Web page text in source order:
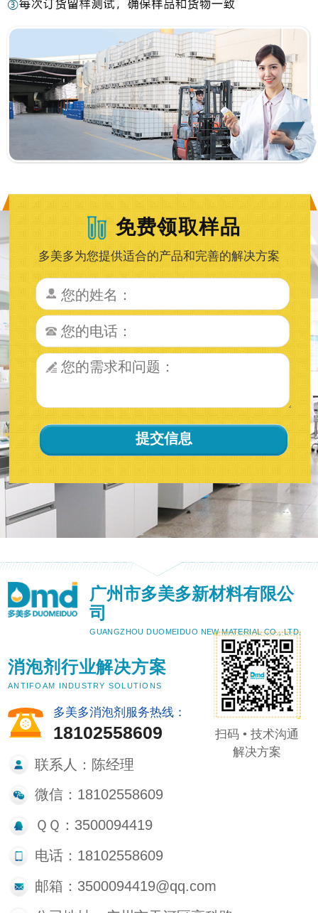
免费领取样品
多美多为您提供适合的产品和完善的解决方案
广州市多美多新材料有限公
司
GUANGZHOU DUOMEIDUO NEW MATERIAL CO., LTD.
消泡剂行业解决方案
ANTIFOAM INDUSTRY SOLUTIONS
多美多消泡剂服务热线：
18102558609
联系人：陈经理
微信：18102558609
ＱＱ：3500094419
电话：18102558609
邮箱：3500094419@qq.com
扫码 • 技术沟通
解决方案